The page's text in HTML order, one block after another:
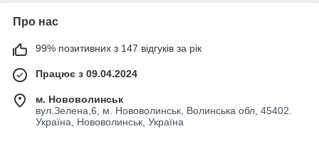
Про нас
99% позитивних з 147 відгуків за рік
Працює з 09.04.2024
м. Нововолинськ
вул.Зелена,6, м. Нововолинськ, Волинська обл, 45402.
Україна, Нововолинськ, Україна